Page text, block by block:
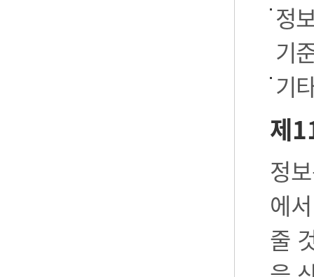
정
기
기
제
정
에
줄